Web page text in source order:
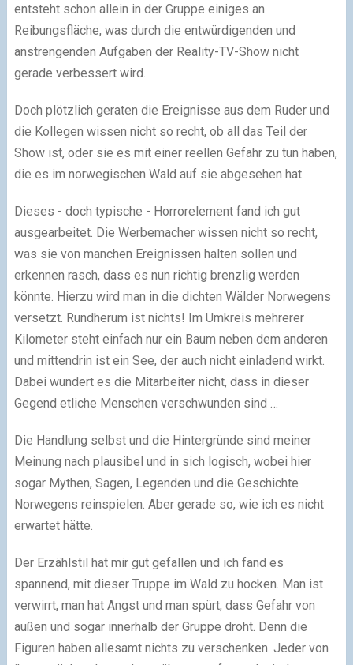
entsteht schon allein in der Gruppe einiges an
Reibungsfläche, was durch die entwürdigenden und
anstrengenden Aufgaben der Reality-TV-Show nicht
gerade verbessert wird.
Doch plötzlich geraten die Ereignisse aus dem Ruder und
die Kollegen wissen nicht so recht, ob all das Teil der
Show ist, oder sie es mit einer reellen Gefahr zu tun haben,
die es im norwegischen Wald auf sie abgesehen hat.
Dieses - doch typische - Horrorelement fand ich gut
ausgearbeitet. Die Werbemacher wissen nicht so recht,
was sie von manchen Ereignissen halten sollen und
erkennen rasch, dass es nun richtig brenzlig werden
könnte. Hierzu wird man in die dichten Wälder Norwegens
versetzt. Rundherum ist nichts! Im Umkreis mehrerer
Kilometer steht einfach nur ein Baum neben dem anderen
und mittendrin ist ein See, der auch nicht einladend wirkt.
Dabei wundert es die Mitarbeiter nicht, dass in dieser
Gegend etliche Menschen verschwunden sind …
Die Handlung selbst und die Hintergründe sind meiner
Meinung nach plausibel und in sich logisch, wobei hier
sogar Mythen, Sagen, Legenden und die Geschichte
Norwegens reinspielen. Aber gerade so, wie ich es nicht
erwartet hätte.
Der Erzählstil hat mir gut gefallen und ich fand es
spannend, mit dieser Truppe im Wald zu hocken. Man ist
verwirrt, man hat Angst und man spürt, dass Gefahr von
außen und sogar innerhalb der Gruppe droht. Denn die
Figuren haben allesamt nichts zu verschenken. Jeder von